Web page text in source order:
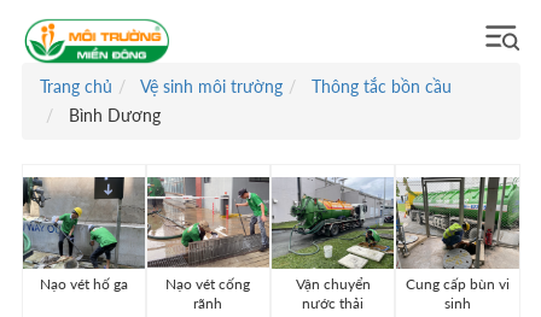
Trang chủ Vệ sinh môi trường
Thông tắc bồn cầu
Bình Dương
Nạo vét hố ga
Nạo vét cống
rãnh
Vận chuyển
nước thải
Cung cấp bùn vi
sinh